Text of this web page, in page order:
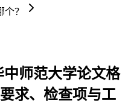
？
师范大学论文格
求、检查项与工